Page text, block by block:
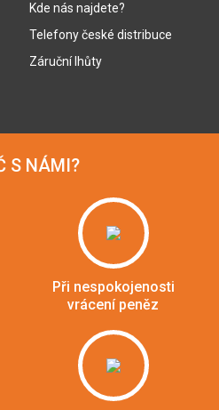
Kde nás najdete?
Telefony české distribuce
Záruční lhůty
S NÁMI?
Při nespokojenosti
vrácení peněz